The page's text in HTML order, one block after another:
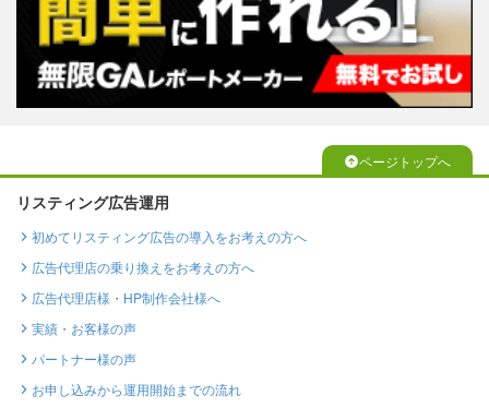
ページトップへ
リスティング広告運用
初めてリスティング広告の導入をお考えの方へ
広告代理店の乗り換えをお考えの方へ
広告代理店様・HP制作会社様へ
実績・お客様の声
パートナー様の声
お申し込みから運用開始までの流れ